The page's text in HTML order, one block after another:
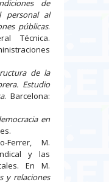
de
personal al
públicas.
Técnica.
de la
Estudio
. Barcelona:
en
Ferrer, M.
y las
En M.
y relaciones